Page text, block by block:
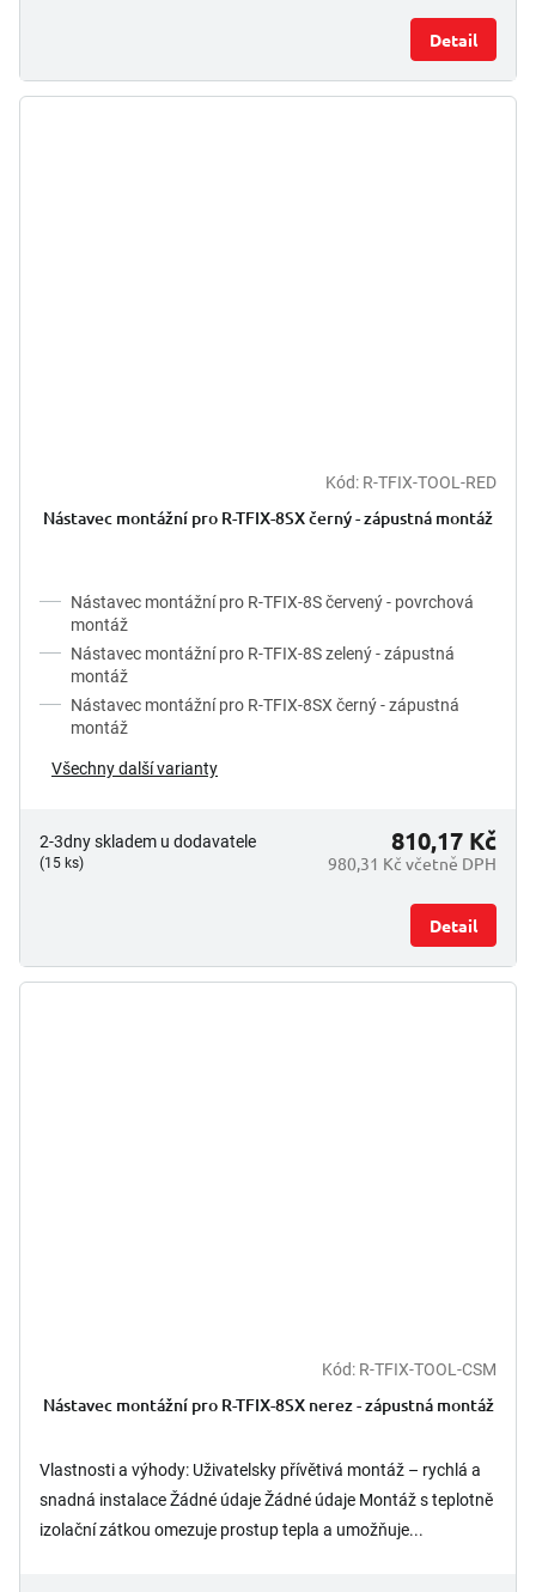
Detail
Kód: R-TFIX-TOOL-RED
Nástavec montážní pro R-TFIX-8SX černý - zápustná montáž
Nástavec montážní pro R-TFIX-8S červený - povrchová
montáž
Nástavec montážní pro R-TFIX-8S zelený - zápustná
montáž
Nástavec montážní pro R-TFIX-8SX černý - zápustná
montáž
Všechny další varianty
2-3dny skladem u dodavatele
(15 ks) 980,31 Kč včetně DPH
810,17 Kč
Detail
Kód: R-TFIX-TOOL-CSM
Nástavec montážní pro R-TFIX-8SX nerez - zápustná montáž
Vlastnosti a výhody: Uživatelsky přívětivá montáž – rychlá a
snadná instalace Žádné údaje Žádné údaje Montáž s teplotně
izolační zátkou omezuje prostup tepla a umožňuje...